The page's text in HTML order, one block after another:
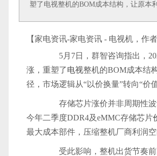
塑了电视整机的BOM成本结构，让原本
【家电资讯-家电资讯 - 电视机，作者
5月7日，群智咨询指出，
涨，重塑了电视整机的BOM成本结
径，市场逻辑从“以价换量”转向“价
存储芯片涨价并非周期性波
今年二季度DDR4及eMMC存储芯片
最大成本部件，压缩整机厂商利润
受此影响，整机出货节奏前